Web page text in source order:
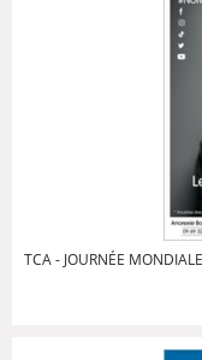
TCA - JOURNÉE